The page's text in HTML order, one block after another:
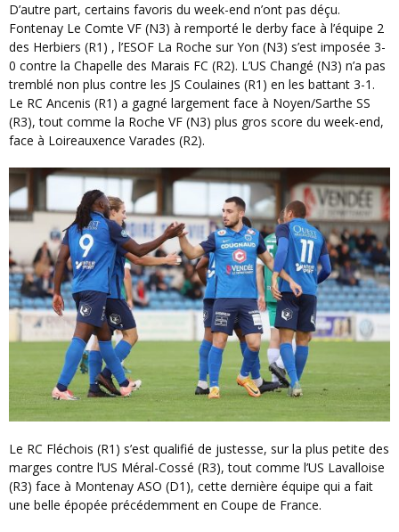
D’autre part, certains favoris du week-end n’ont pas déçu.
Fontenay Le Comte VF (N3) à remporté le derby face à l’équipe 2
des Herbiers (R1) , l’ESOF La Roche sur Yon (N3) s’est imposée 3-
0 contre la Chapelle des Marais FC (R2). L’US Changé (N3) n’a pas
tremblé non plus contre les JS Coulaines (R1) en les battant 3-1.
Le RC Ancenis (R1) a gagné largement face à Noyen/Sarthe SS
(R3), tout comme la Roche VF (N3) plus gros score du week-end,
face à Loireauxence Varades (R2).
Le RC Fléchois (R1) s’est qualifié de justesse, sur la plus petite des
marges contre l’US Méral-Cossé (R3), tout comme l’US Lavalloise
(R3) face à Montenay ASO (D1), cette dernière équipe qui a fait
une belle épopée précédemment en Coupe de France.